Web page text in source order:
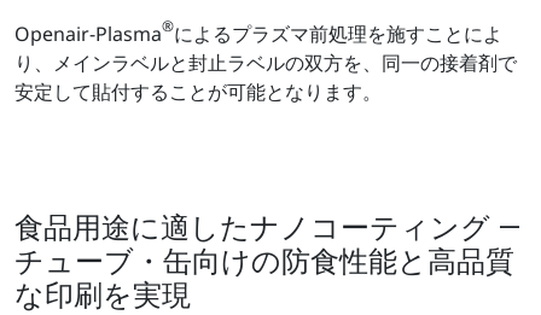
Openair-Plasma®によるプラズマ前処理を施すことによ
り、メインラベルと封止ラベルの双方を、同一の接着剤で
安定して貼付することが可能となります。
食品用途に適したナノコーティング ―
チューブ・缶向けの防食性能と高品質
な印刷を実現